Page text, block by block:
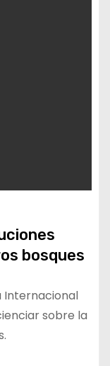
bosques
Internacional
sobre la